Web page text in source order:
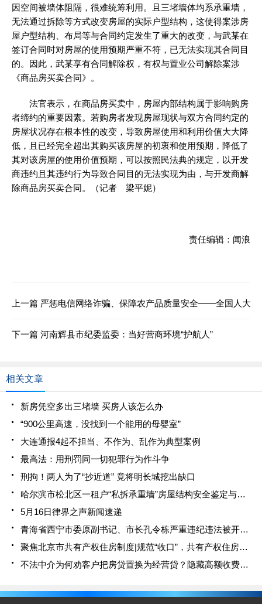
因空间被墙体阻隔，很难统筹利用。且三堵墙体均系承重墙，
无法通过拆除等方式改变房屋的实际户型结构，这使得案涉房
屋户型结构、布局等与合同约定发生了重大的改变，与武某在
签订合同时对房屋的使用预期严重不符，已无法实现其合同目
的。因此，武某享有合同解除权，有权与置业公司解除案涉
《商品房买卖合同》。
法官表示，在商品房买卖中，房屋内部结构属于影响购房
者缔约的重要因素。若购房者发现房屋现状与双方合同约定的
房屋状况存在根本性的改变，导致房屋使用和利用价值大大降
低，且已经完全超出其购买该房屋的初衷和使用预期，降低了
其对该房屋的使用价值预期，可以按照民法典的规定，以开发
商违约且其违约行为导致合同目的无法实现为由，与开发商解
除商品房买卖合同。（记者 梁平妮）
责任编辑：闻浪
上一篇 严惩电信网络诈骗、保障农产品质量安全——全国人大常
下一篇 河南辉县市纪委监委：当好营商环境“护航人”
相关文章
新房凭空多出三堵墙 买房人该怎么办
“900公里高速，没找到一个能用的母婴室”
大连通报4起不担当、不作为、乱作为典型案例
最高法：用刑罚同一切犯罪行为作斗争
刑拘！两人为了“抄近道” 竟将明长城挖出缺口
哈尔滨市松北区一租户“私拆承重墙”房屋结构安全鉴定与修复方案通过专家论证
5月16日律界之声新闻速递
青海省西宁市委原副书记、市长孔令栋严重违纪违法被开除党籍和公职
聚焦北京市共有产权住房制度|规范“收口”，共有产权住房促保障房公平善用
不法中介为何劝客户把房贷置换为经营贷？隐藏高额收费陷阱 银保监会提醒消费者别上当